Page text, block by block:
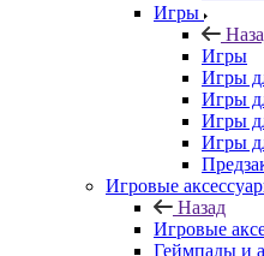
Игры
Игры
Игры
Игры
Игры
Игры
Игровые
Назад
Игровые
Геймпады и